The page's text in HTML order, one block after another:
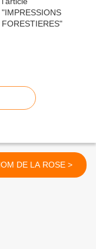
LE NOM DE LA ROSE >